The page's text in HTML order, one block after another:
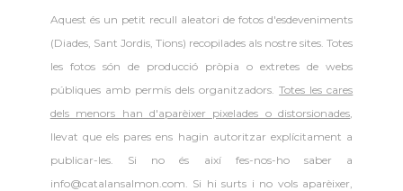
Aquest és un petit recull aleatori defotos d'esdeveniments
(Diades, Sant Jordis, Tions) recopilades als nostre sites. Totes
les fotos són de producció pròpia o extretes de webs
públiques amb permís dels organitzadors.Totes les cares
dels menors han d'aparèixer pixelades o distorsionades,
llevat que els pares ens hagin autoritzar explícitament a
publicar-les. Si no és així fes-nos-ho saber a
info@catalansalmon.com. Si hi surts i no vols aparèixer,